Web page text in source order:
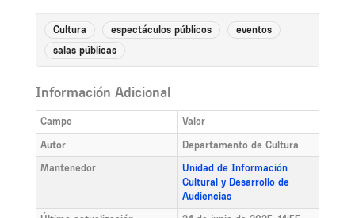
Cultura espectáculos públicos
eventos
salas públicas
Información Adicional
Campo
Valor
Autor
Departamento de Cultura
Mantenedor
Unidad de Información
Cultural y Desarrollo de
Audiencias